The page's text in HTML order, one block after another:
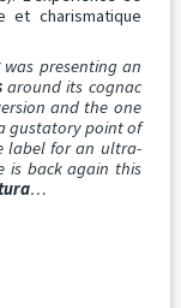
et charismatique
was presenting an
around its cognac
and the one
gustatory point of
label for an ultra-
is back again this
…